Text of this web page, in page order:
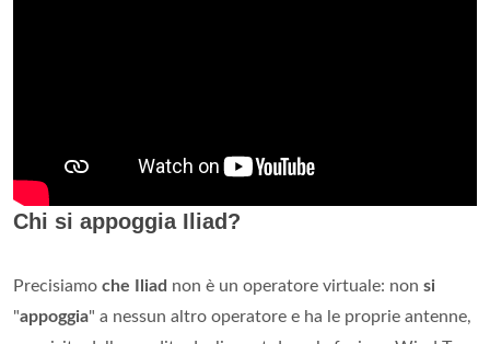
Chi si appoggia Iliad?
Precisiamo che Iliad non è un operatore virtuale: non si
"appoggia" a nessun altro operatore e ha le proprie antenne,